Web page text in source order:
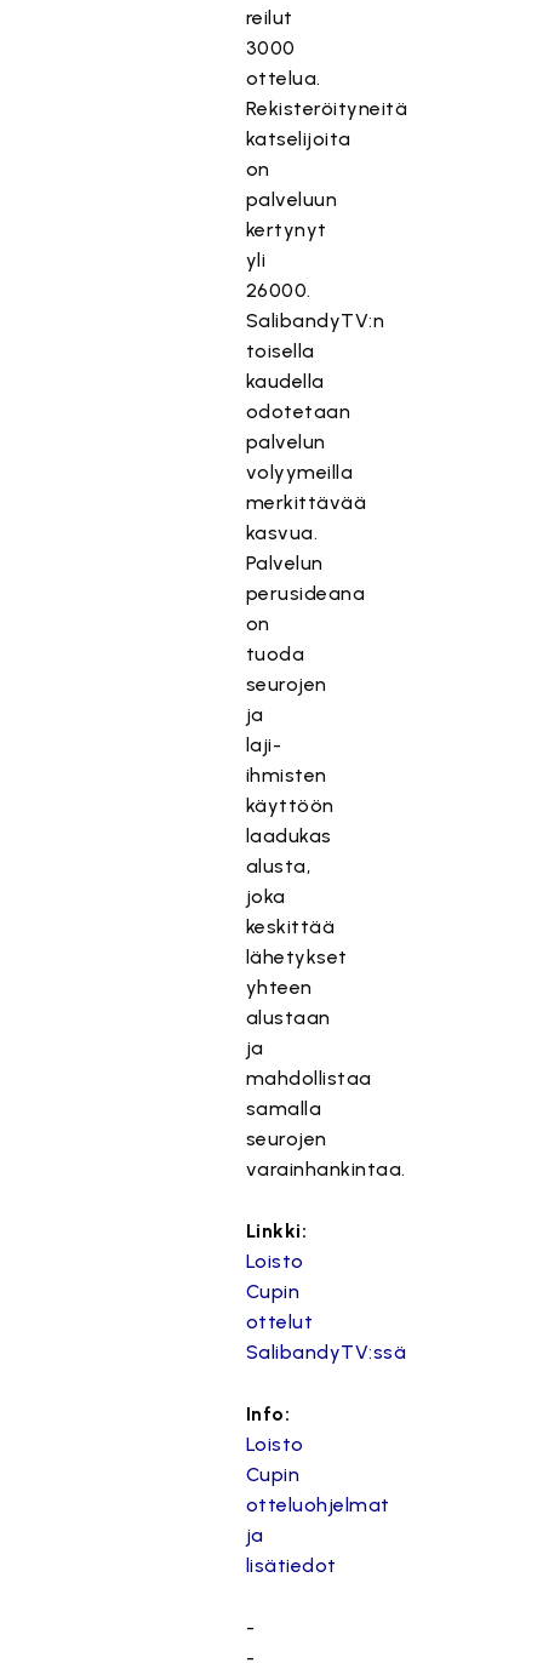
reilut
3000
ottelua.
Rekisteröityneitä
katselijoita
on
palveluun
kertynyt
yli
26000.
SalibandyTV:n
toisella
kaudella
odotetaan
palvelun
volyymeilla
merkittävää
kasvua.
Palvelun
perusideana
on
tuoda
seurojen
ja
laji-
ihmisten
käyttöön
laadukas
alusta,
joka
keskittää
lähetykset
yhteen
alustaan
ja
mahdollistaa
samalla
seurojen
varainhankintaa.
Linkki:
Loisto
Cupin
ottelut
SalibandyTV:ssä
Info:
Loisto
Cupin
otteluohjelmat
ja
lisätiedot
-
-